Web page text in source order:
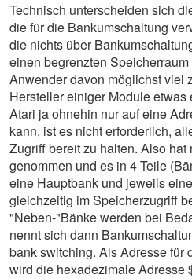
Technisch unterscheiden sich
die für die Bankumschaltung
die nichts über
einen begrenzten
Anwender davon möglichst viel
Hersteller einiger Module
Atari ja ohnehin nur auf eine
kann, ist es nicht erforderlich,
Zugriff bereit zu halten. Also hat
genommen und es in 4 Teile
eine Hauptbank und jeweils
gleichzeitig im Speicherzugriff
"Neben-"Bänke werden bei
nennt sich dann
bank switching. Als Adresse für
wird die hexadezimale Adresse